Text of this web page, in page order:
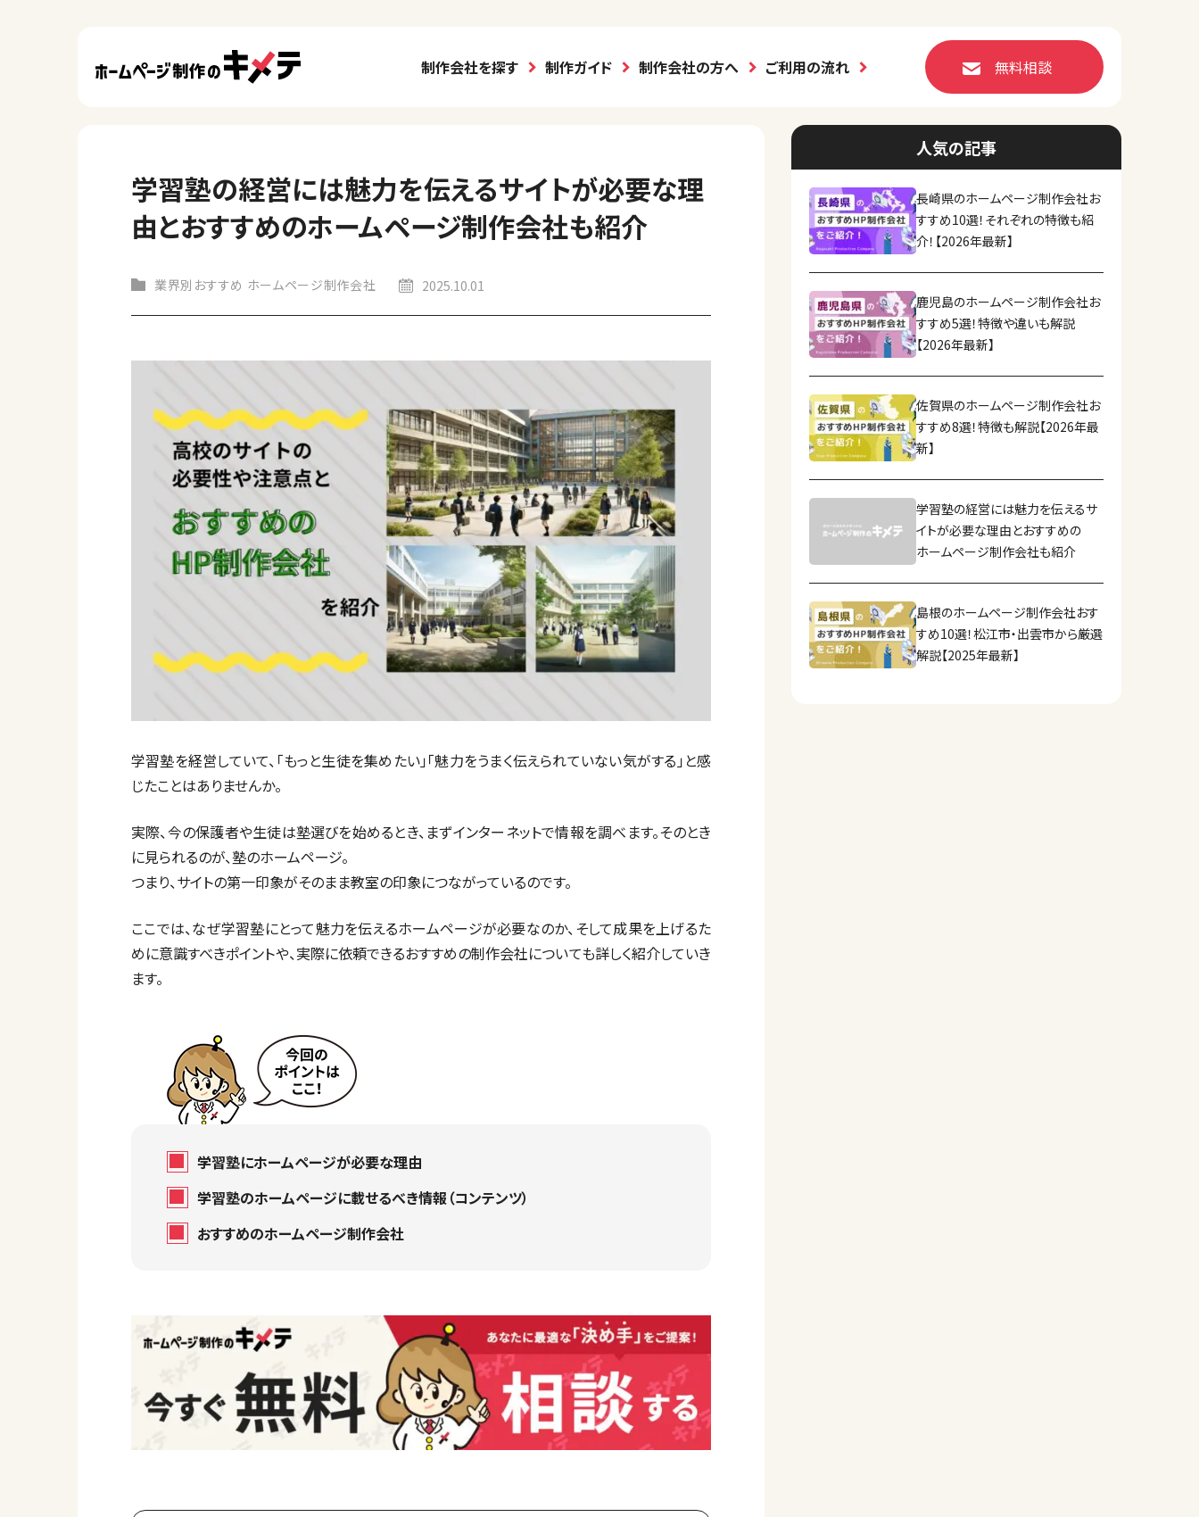
制作会社を探す 制作ガイド 制作会社の方へ ご利用の流れ 無料相談
学習塾の経営には魅力を伝えるサイトが必要な理
由とおすすめのホームページ制作会社も紹介
業界別おすすめ ホームページ制作会社 2025.10.01
学習塾を経営していて、「もっと生徒を集めたい」「魅力をうまく伝えられていない気がする」と感
じたことはありませんか。
実際、今の保護者や生徒は塾選びを始めるとき、まずインターネットで情報を調べます。そのとき
に見られるのが、塾のホームページ。
つまり、サイトの第一印象がそのまま教室の印象につながっているのです。
ここでは、なぜ学習塾にとって魅力を伝えるホームページが必要なのか、そして成果を上げるた
めに意識すべきポイントや、実際に依頼できるおすすめの制作会社についても詳しく紹介していき
ます。
学習塾にホームページが必要な理由
学習塾のホームページに載せるべき情報（コンテンツ）
おすすめのホームページ制作会社
人気の記事
長崎県のホームページ制作会社お
すすめ10選！それぞれの特徴も紹
介！【2026年最新】
鹿児島のホームページ制作会社お
すすめ5選！特徴や違いも解説
【2026年最新】
佐賀県のホームページ制作会社お
すすめ8選！特徴も解説【2026年最
新】
学習塾の経営には魅力を伝えるサ
イトが必要な理由とおすすめの
ホームページ制作会社も紹介
島根のホームページ制作会社おす
すめ10選！松江市・出雲市から厳選
解説【2025年最新】